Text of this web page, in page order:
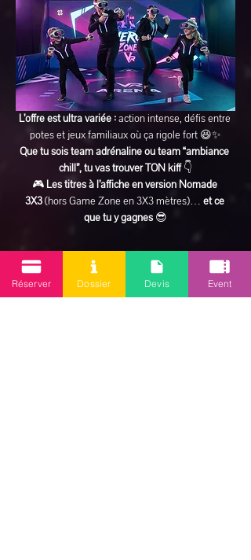
L’offre est ultra variée : action intense, défis entre
potes et jeux familiaux où ça rigole fort 😆✨
Que tu sois team adrénaline ou team “ambiance
chill”, tu vas trouver TON kiff 👇
🎮 Les titres à l’affiche en version Nomade
3X3 (hors Game Zone en 3X3 mètres)… et ce
que tu y gagnes 😎
En lire plus >
Réserver Dossier Devis Event